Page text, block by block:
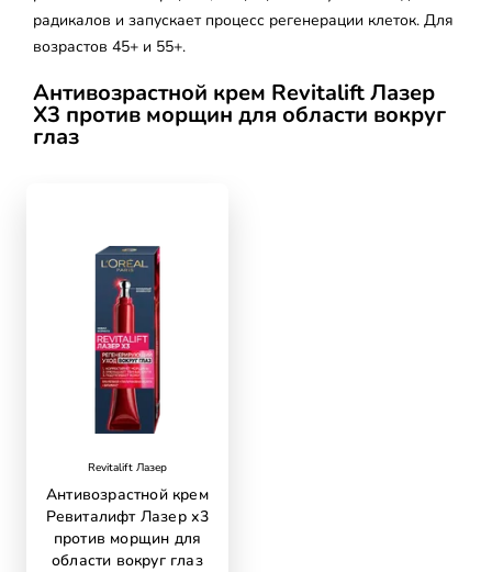
радикалов и запускает процесс регенерации клеток. Для
возрастов 45+ и 55+.
Антивозрастной крем Revitalift Лазер
Х3 против морщин для области вокруг
глаз
Revitalift Лазер
Антивозрастной крем
Ревиталифт Лазер х3
против морщин для
области вокруг глаз